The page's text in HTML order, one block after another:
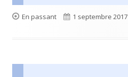
Format
En passant
Publié
1 septembre 2017